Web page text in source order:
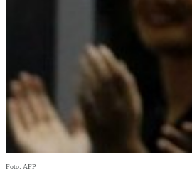
Foto: AFP